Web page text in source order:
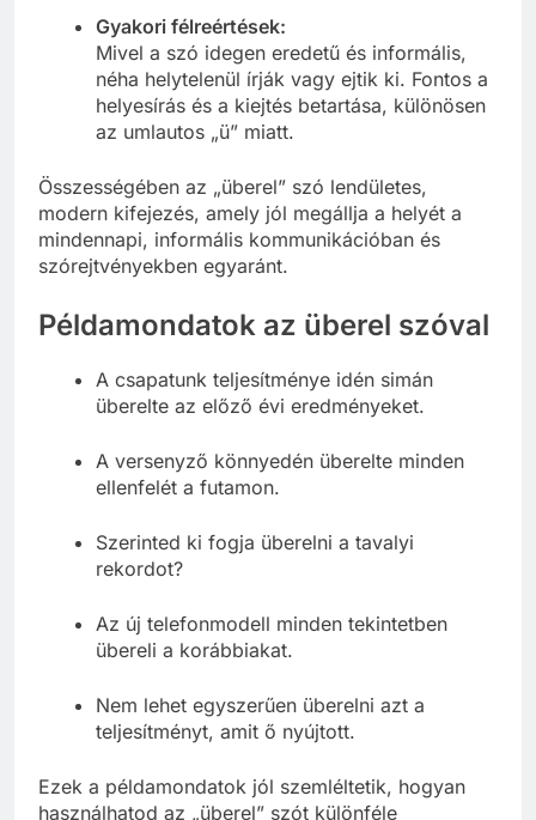
Gyakori félreértések:
Mivel a szó idegen eredetű és informális,
néha helytelenül írják vagy ejtik ki. Fontos a
helyesírás és a kiejtés betartása, különösen
Összességében az „überel” szó lendületes,
modern kifejezés, amely jól megállja a helyét a
mindennapi, informális kommunikációban és
Példamondatok az überel szóval
A csapatunk teljesítménye idén simán
A versenyző könnyedén überelte minden
Szerinted ki fogja überelni a tavalyi
Az új telefonmodell minden tekintetben
Nem lehet egyszerűen überelni azt a
Ezek a példamondatok jól szemléltetik, hogyan